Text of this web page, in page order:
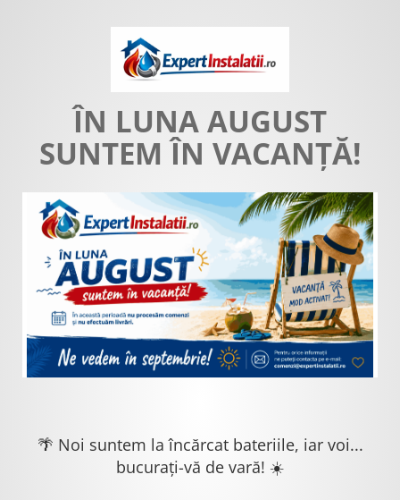
ÎN LUNA AUGUST
SUNTEM ÎN VACANȚĂ!
🌴 Noi suntem la încărcat bateriile, iar voi...
bucurați-vă de vară! ☀️